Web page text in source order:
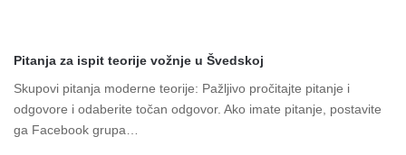
Pitanja za ispit teorije vožnje u Švedskoj
Skupovi pitanja moderne teorije: Pažljivo pročitajte pitanje i
odgovore i odaberite točan odgovor. Ako imate pitanje, postavite
ga Facebook grupa…